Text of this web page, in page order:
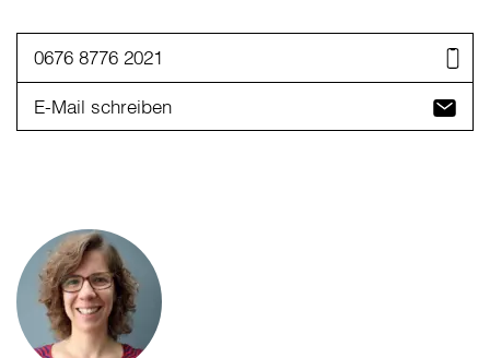
0676 8776 2021
E-Mail schreiben